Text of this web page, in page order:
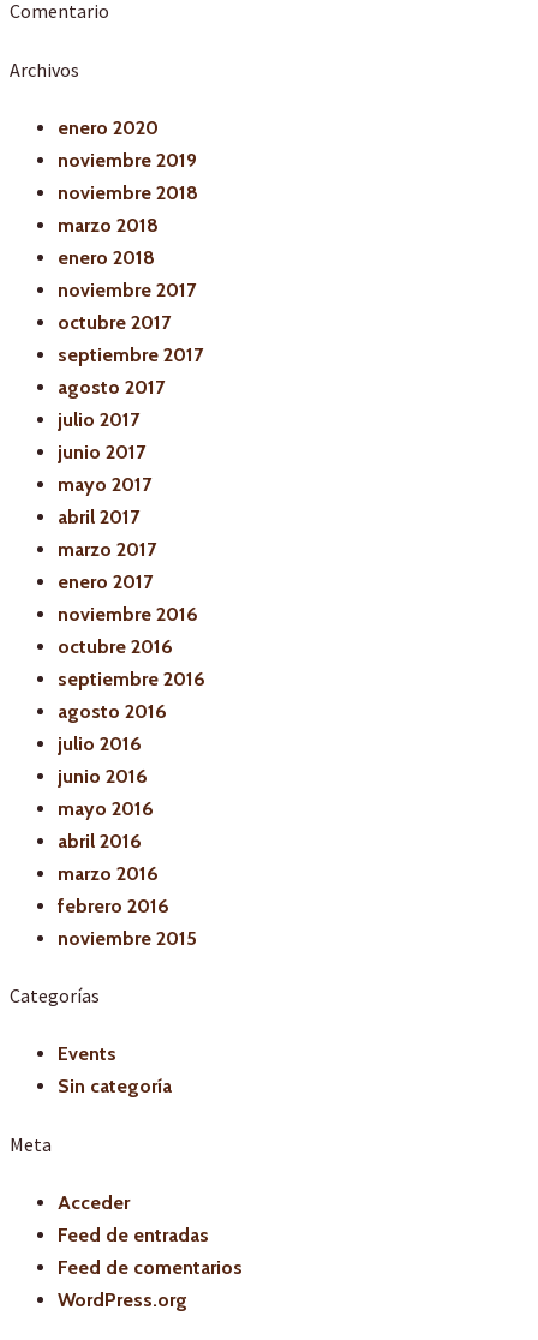
Comentario
Archivos
enero 2020
noviembre 2019
noviembre 2018
marzo 2018
enero 2018
noviembre 2017
octubre 2017
septiembre 2017
agosto 2017
julio 2017
junio 2017
mayo 2017
abril 2017
marzo 2017
enero 2017
noviembre 2016
octubre 2016
septiembre 2016
agosto 2016
julio 2016
junio 2016
mayo 2016
abril 2016
marzo 2016
febrero 2016
noviembre 2015
Categorías
Events
Sin categoría
Meta
Acceder
Feed de entradas
Feed de comentarios
WordPress.org